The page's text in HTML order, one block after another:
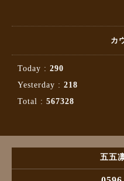
カ
Today : 290
Yesterday : 218
Total : 567328
五五